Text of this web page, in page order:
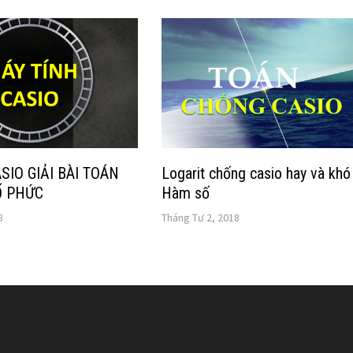
GIẢI BÀI TOÁN
PHỨC
Logarit chống casio hay và
Hàm số
Tháng Tư 2, 2018